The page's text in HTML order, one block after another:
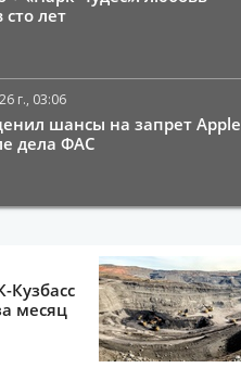
лет
г., 03:06
шансы на запрет Apple
дела ФАС
Кузбасс
месяц